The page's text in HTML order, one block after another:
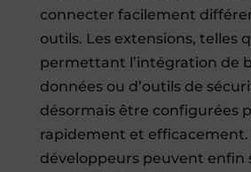
connecter facilement
outils. Les extensions, telles
permettant l’intégration de
données ou d’outils de
désormais être configurées
rapidement et efficacement.
développeurs peuvent enfin